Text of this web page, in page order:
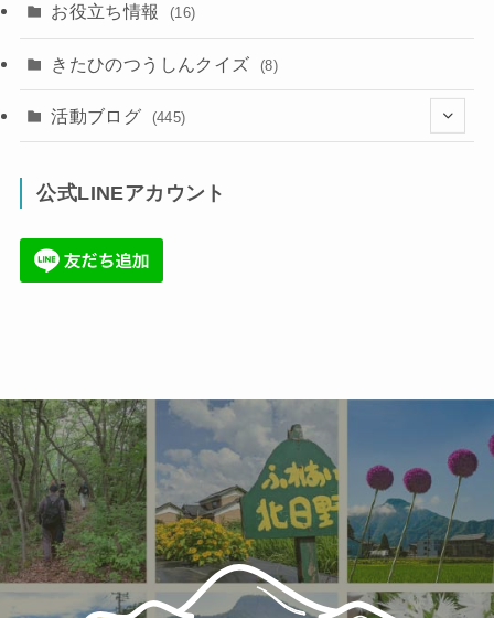
お役立ち情報 (16)
きたひのつうしんクイズ (8)
活動ブログ (445)
(86)
公式LINEアカウント